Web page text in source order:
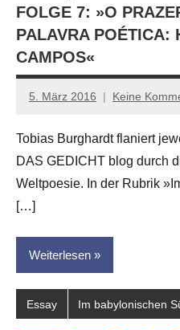
FOLGE 7: »O
PALAVRA POÉTICA:
CAMPOS«
5. März 2016
Anton
Leitner
Keine
Tobias Burghardt flaniert
DAS GEDICHT blog durch
Weltpoesie. In der Rubrik
[…]
Weiterlesen
Essay Im babylonischen